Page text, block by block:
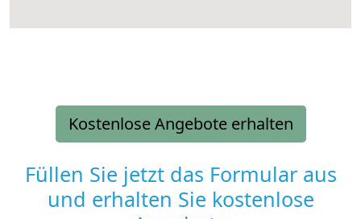
Kostenlose Angebote erhalten
Füllen Sie jetzt das Formular aus
und erhalten Sie kostenlose